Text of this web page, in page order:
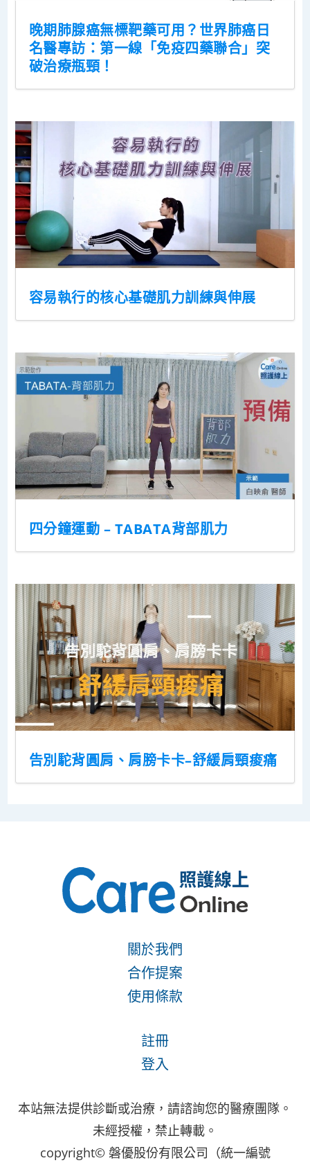
晚期肺腺癌無標靶藥可用？世界肺癌日
名醫專訪：第一線「免疫四藥聯合」突
破治療瓶頸！
容易執行的核心基礎肌力訓練與伸展
四分鐘運動 – TABATA背部肌力
告別駝背圓肩、肩膀卡卡–舒緩肩頸痠痛
關於我們
合作提案
使用條款
註冊
登入
本站無法提供診斷或治療，請諮詢您的醫療團隊。
未經授權，禁止轉載。
copyright© 磐優股份有限公司（統一編號